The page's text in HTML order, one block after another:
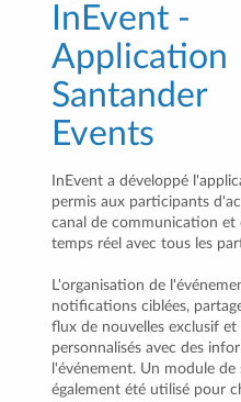
InEvent -
Application
Santander
Events
InEvent a développé
permis aux participants
canal de communication et
temps réel avec tous les
L'organisation de
notifications ciblées,
flux de nouvelles exclusif et
personnalisés avec des
l'événement. Un module
également été utilisé pour